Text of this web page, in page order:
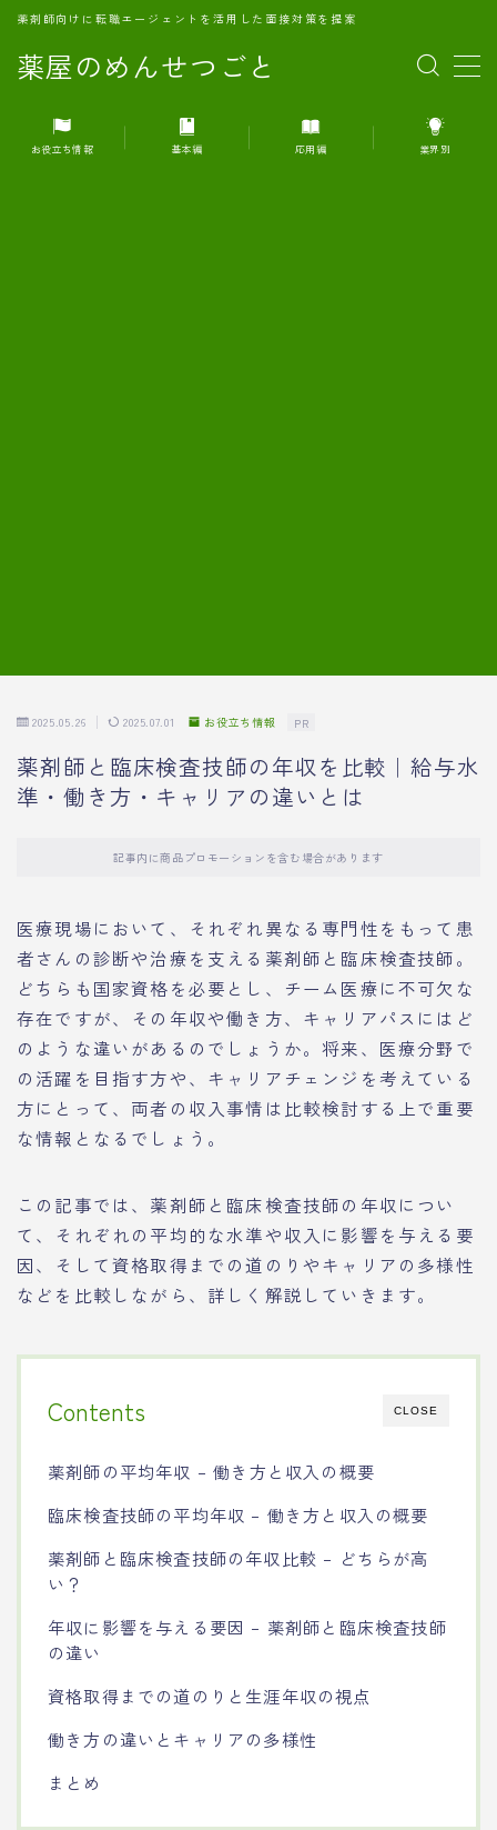
薬屋のめんせつごと
薬剤師向けに転職エージェントを活用した面接対策を提案
MENU
1.転職エージェントとは何か？
お役立ち情報 基本編 応用編 業界別
2025.05.26 2025.07.01 お役立ち情報 PR
薬剤師と臨床検査技師の年収を比較｜給与水
準・働き方・キャリアの違いとは
記事内に商品プロモーションを含む場合があります
医療現場において、それぞれ異なる専門性をもって患
者さんの診断や治療を支える薬剤師と臨床検査技師。
どちらも国家資格を必要とし、チーム医療に不可欠な
存在ですが、その年収や働き方、キャリアパスにはど
のような違いがあるのでしょうか。将来、医療分野で
の活躍を目指す方や、キャリアチェンジを考えている
方にとって、両者の収入事情は比較検討する上で重要
な情報となるでしょう。
この記事では、薬剤師と臨床検査技師の年収につい
て、それぞれの平均的な水準や収入に影響を与える要
因、そして資格取得までの道のりやキャリアの多様性
などを比較しながら、詳しく解説していきます。
CLOSE
Contents
薬剤師の平均年収 – 働き方と収入の概要
臨床検査技師の平均年収 – 働き方と収入の概要
薬剤師と臨床検査技師の年収比較 – どちらが高
い？
年収に影響を与える要因 – 薬剤師と臨床検査技師
の違い
資格取得までの道のりと生涯年収の視点
働き方の違いとキャリアの多様性
まとめ